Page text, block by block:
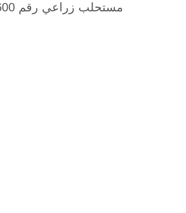
مستحلب زراعي رقم 600